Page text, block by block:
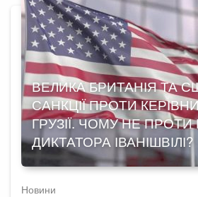
ВЕЛИКА БРИТАНІЯ ТА
САНКЦІЇ ПРОТИ
ГРУЗІЇ. ЧОМУ НЕ
ДИКТАТОРА ІВАНІШВІЛІ?
Новини